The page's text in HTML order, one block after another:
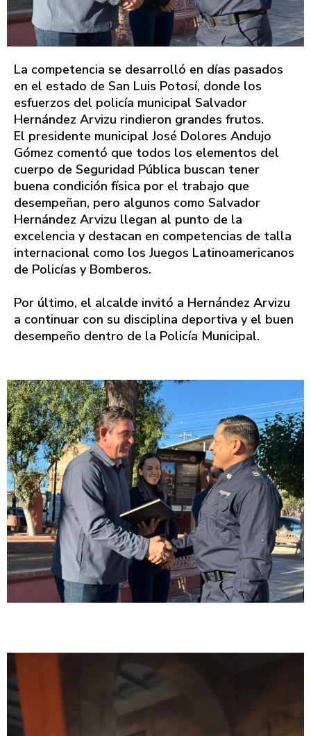
La competencia se desarrolló en días pasados
en el estado de San Luis Potosí, donde los
esfuerzos del policía municipal Salvador
Hernández Arvizu rindieron grandes frutos.
El presidente municipal José Dolores Andujo
Gómez comentó que todos los elementos del
cuerpo de Seguridad Pública buscan tener
buena condición física por el trabajo que
desempeñan, pero algunos como Salvador
Hernández Arvizu llegan al punto de la
excelencia y destacan en competencias de talla
internacional como los Juegos Latinoamericanos
de Policías y Bomberos.
Por último, el alcalde invitó a Hernández Arvizu
a continuar con su disciplina deportiva y el buen
desempeño dentro de la Policía Municipal.